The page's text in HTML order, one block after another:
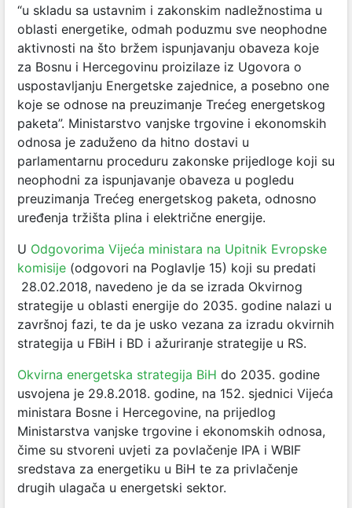
“u skladu sa ustavnim i zakonskim nadležnostima u
oblasti energetike, odmah poduzmu sve neophodne
aktivnosti na što bržem ispunjavanju obaveza koje
za Bosnu i Hercegovinu proizilaze iz Ugovora o
uspostavljanju Energetske zajednice, a posebno one
koje se odnose na preuzimanje Trećeg energetskog
paketa”. Ministarstvo vanjske trgovine i ekonomskih
odnosa je zaduženo da hitno dostavi u
parlamentarnu proceduru zakonske prijedloge koji su
neophodni za ispunjavanje obaveza u pogledu
preuzimanja Trećeg energetskog paketa, odnosno
uređenja tržišta plina i električne energije.
U Odgovorima Vijeća ministara na Upitnik Evropske
komisije (odgovori na Poglavlje 15) koji su predati
28.02.2018, navedeno je da se izrada Okvirnog
strategije u oblasti energije do 2035. godine nalazi u
završnoj fazi, te da je usko vezana za izradu okvirnih
strategija u FBiH i BD i ažuriranje strategije u RS.
Okvirna energetska strategija BiH do 2035. godine
usvojena je 29.8.2018. godine, na 152. sjednici Vijeća
ministara Bosne i Hercegovine, na prijedlog
Ministarstva vanjske trgovine i ekonomskih odnosa,
čime su stvoreni uvjeti za povlačenje IPA i WBIF
sredstava za energetiku u BiH te za privlačenje
drugih ulagača u energetski sektor.